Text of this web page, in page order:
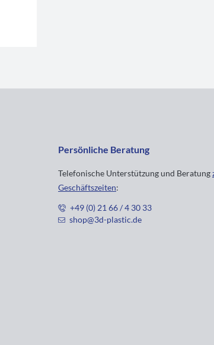
Persönliche Beratung
Telefonische Unterstützung und Beratung
Geschäftszeiten:
+49 (0) 21 66 / 4 30 33
shop@3d-plastic.de